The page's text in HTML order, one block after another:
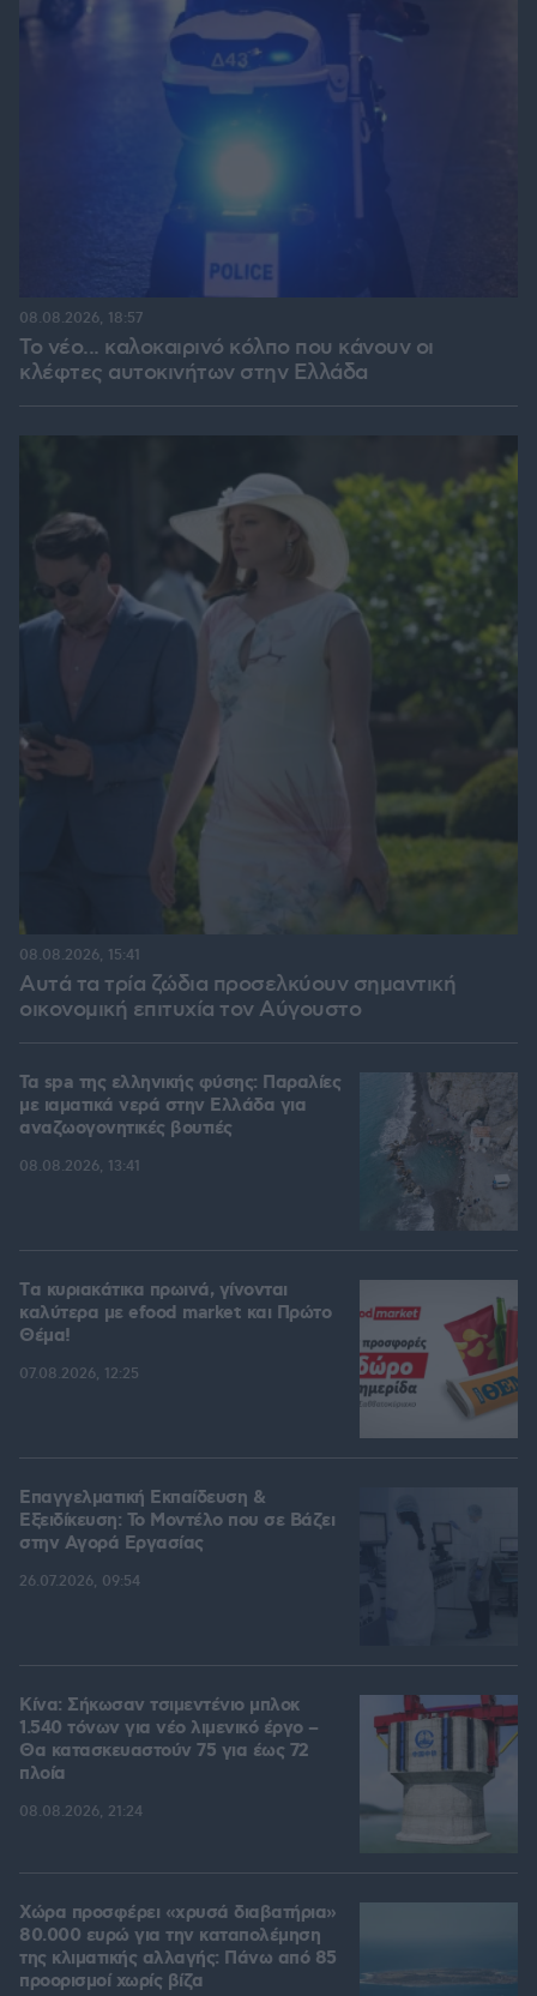
Το νέο... καλοκαιρινό κόλπο που κάνουν οι
κλέφτες αυτοκινήτων στην Ελλάδα
08.08.2026, 18:57
Αυτά τα τρία ζώδια προσελκύουν σημαντική
οικονομική επιτυχία τον Αύγουστο
08.08.2026, 15:41
Τα spa της ελληνικής φύσης: Παραλίες
με ιαματικά νερά στην Ελλάδα για
αναζωογονητικές βουτιές
08.08.2026, 13:41
Tα κυριακάτικα πρωινά, γίνονται
καλύτερα με efood market και Πρώτο
Θέμα!
07.08.2026, 12:25
Επαγγελματική Εκπαίδευση &
Εξειδίκευση: Το Mοντέλο που σε Bάζει
στην Aγορά Eργασίας
26.07.2026, 09:54
Κίνα: Σήκωσαν τσιμεντένιο μπλοκ
1.540 τόνων για νέο λιμενικό έργο –
Θα κατασκευαστούν 75 για έως 72
πλοία
08.08.2026, 21:24
Χώρα προσφέρει «χρυσά διαβατήρια»
80.000 ευρώ για την καταπολέμηση
της κλιματικής αλλαγής: Πάνω από 85
προορισμοί χωρίς βίζα